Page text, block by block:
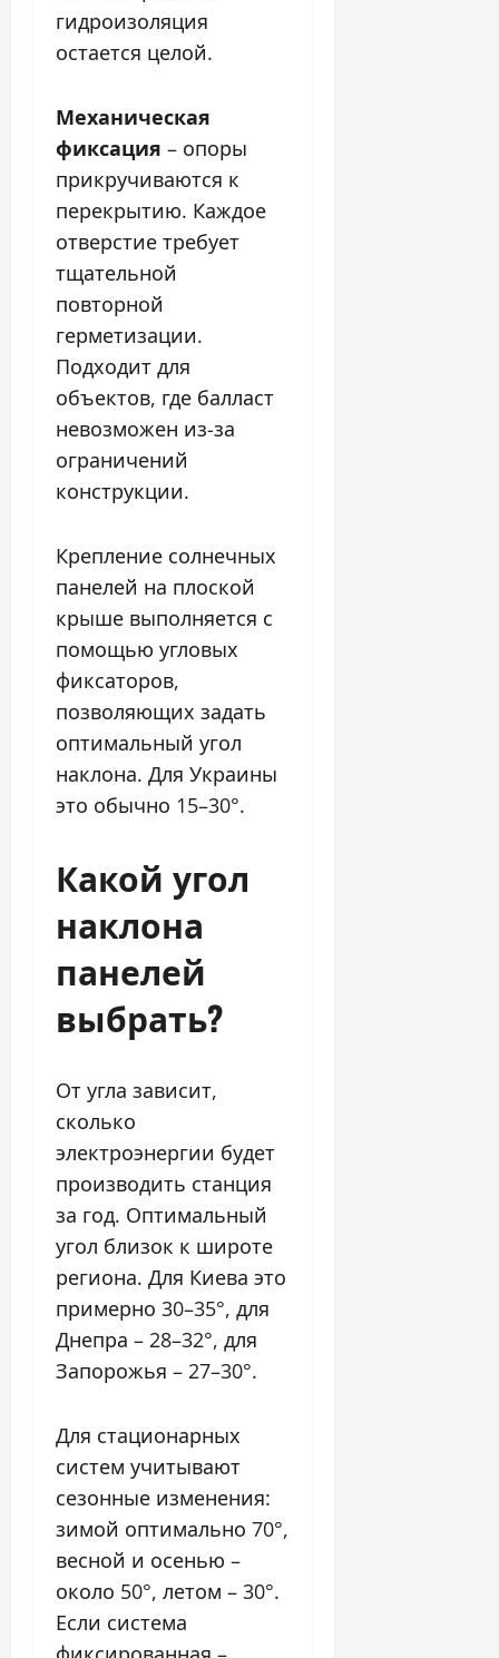
гидроизоляция
остается целой.
Механическая
фиксация – опоры
прикручиваются к
перекрытию. Каждое
отверстие требует
тщательной
повторной
герметизации.
Подходит для
объектов, где балласт
невозможен из-за
ограничений
конструкции.
Крепление солнечных
панелей на плоской
крыше выполняется с
помощью угловых
фиксаторов,
позволяющих задать
оптимальный угол
наклона. Для Украины
это обычно 15–30°.
Какой угол
наклона
панелей
выбрать?
От угла зависит,
сколько
электроэнергии будет
производить станция
за год. Оптимальный
угол близок к широте
региона. Для Киева это
примерно 30–35°, для
Днепра – 28–32°, для
Запорожья – 27–30°.
Для стационарных
систем учитывают
сезонные изменения:
зимой оптимально 70°,
весной и осенью –
около 50°, летом – 30°.
Если система